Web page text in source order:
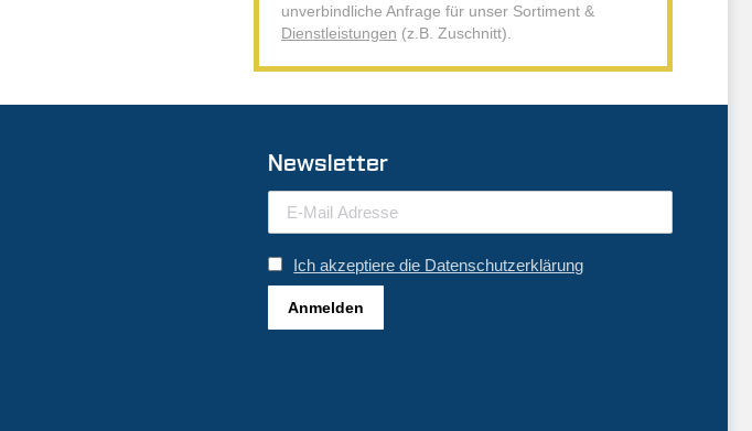
unverbindliche Anfrage für unser Sortiment &
Dienstleistungen (z.B. Zuschnitt).
Newsletter
Ich akzeptiere die Datenschutzerklärung